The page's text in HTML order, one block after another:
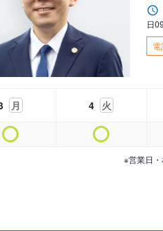
日
月 4 火
※営業日